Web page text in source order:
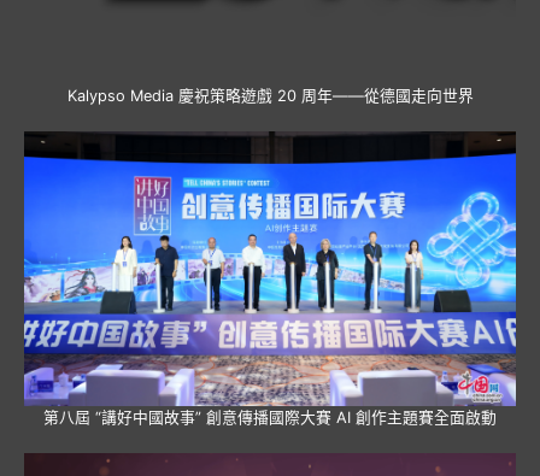
Kalypso Media 慶祝策略遊戲 20 周年——從德國走向世界
第八屆 “講好中國故事” 創意傳播國際大賽 AI 創作主題賽全面啟動